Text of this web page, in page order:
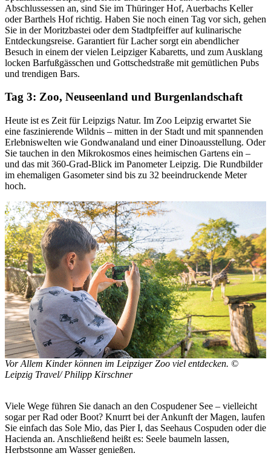
Abschlussessen an, sind Sie im Thüringer Hof, Auerbachs Keller
oder Barthels Hof richtig. Haben Sie noch einen Tag vor sich, gehen
Sie in der Moritzbastei oder dem Stadtpfeiffer auf kulinarische
Entdeckungsreise. Garantiert für Lacher sorgt ein abendlicher
Besuch in einem der vielen Leipziger Kabaretts, und zum Ausklang
locken Barfußgässchen und Gottschedstraße mit gemütlichen Pubs
und trendigen Bars.
Tag 3: Zoo, Neuseenland und Burgenlandschaft
Heute ist es Zeit für Leipzigs Natur. Im Zoo Leipzig erwartet Sie
eine faszinierende Wildnis – mitten in der Stadt und mit spannenden
Erlebniswelten wie Gondwanaland und einer Dinoausstellung. Oder
Sie tauchen in den Mikrokosmos eines heimischen Gartens ein –
und das mit 360-Grad-Blick im Panometer Leipzig. Die Rundbilder
im ehemaligen Gasometer sind bis zu 32 beeindruckende Meter
hoch.
Vor Allem Kinder können im Leipziger Zoo viel entdecken. ©
Leipzig Travel/ Philipp Kirschner
Viele Wege führen Sie danach an den Cospudener See – vielleicht
sogar per Rad oder Boot? Knurrt bei der Ankunft der Magen, laufen
Sie einfach das Sole Mio, das Pier I, das Seehaus Cospuden oder die
Hacienda an. Anschließend heißt es: Seele baumeln lassen,
Herbstsonne am Wasser genießen.